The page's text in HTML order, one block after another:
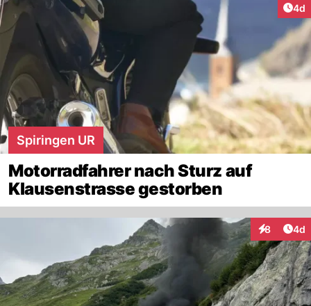
4d
Spiringen UR
Motorradfahrer nach Sturz auf
Klausenstrasse gestorben
8 4d